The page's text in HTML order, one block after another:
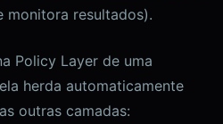
monitora resultados).
Policy Layer de uma
herda automaticamente
outras camadas: